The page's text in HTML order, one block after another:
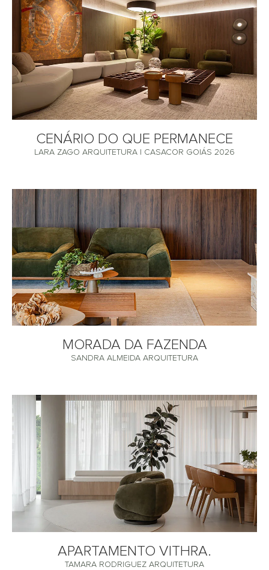
CENÁRIO DO QUE PERMANECE
LARA ZAGO ARQUITETURA | CASACOR GOIÁS 2026
MORADA DA FAZENDA
SANDRA ALMEIDA ARQUITETURA
APARTAMENTO VITHRA.
TAMARA RODRIGUEZ ARQUITETURA